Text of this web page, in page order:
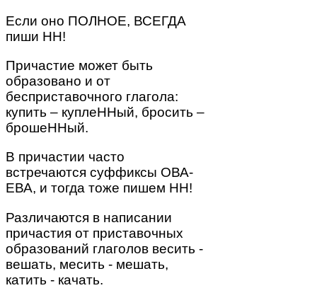
Если оно ПОЛНОЕ, ВСЕГДА
пиши НН!
Причастие может быть
образовано и от
бесприставочного глагола:
купить – куплеННый, бросить –
брошеННый.
В причастии часто
встречаются суффиксы ОВА-
ЕВА, и тогда тоже пишем НН!
Различаются в написании
причастия от приставочных
образований глаголов весить -
вешать, месить - мешать,
катить - качать.